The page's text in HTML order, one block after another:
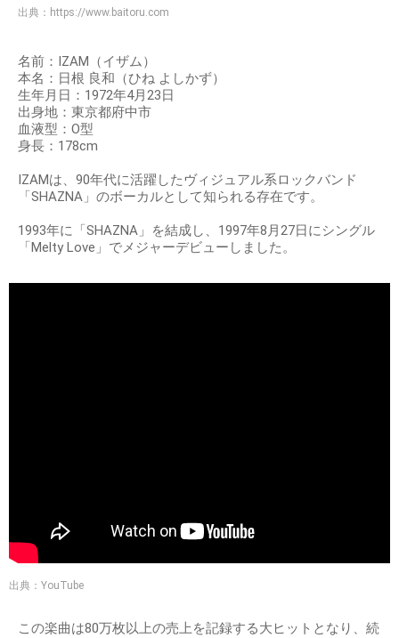
出典： https://www.baitoru.com
名前：IZAM（イザム）
本名：日根 良和（ひね よしかず）
生年月日：1972年4月23日
出身地：東京都府中市
血液型：O型
身長：178cm
IZAMは、90年代に活躍したヴィジュアル系ロックバンド
「SHAZNA」のボーカルとして知られる存在です。
1993年に「SHAZNA」を結成し、1997年8月27日にシングル
「Melty Love」でメジャーデビューしました。
出典：YouTube
この楽曲は80万枚以上の売上を記録する大ヒットとなり、続